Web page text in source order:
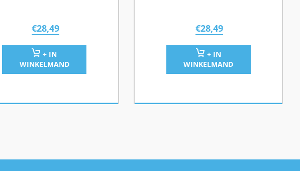
€28,49
+ IN
WINKELMAND
€28,49
+ IN
WINKELMAND